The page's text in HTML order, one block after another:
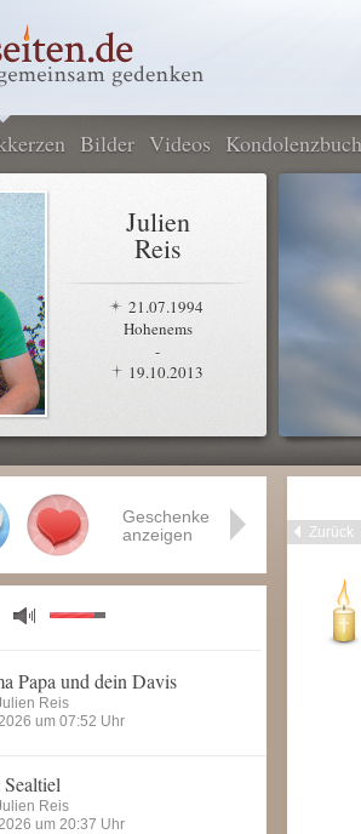
Bilder Videos Kondolenzbuch
Julien
Reis
21.07.1994
Hohenems
-
19.10.2013
Zurück
Geschenke
anzeigen
Papa und dein Davis
Reis
um 07:52 Uhr
Reis
um 20:37 Uhr